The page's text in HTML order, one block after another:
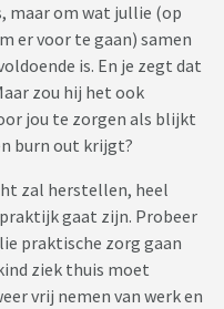
maar om wat jullie (op
er voor te gaan) samen
is. En je zegt dat
zou hij het ook
jou te zorgen als blijkt
burn out krijgt?
zal herstellen, heel
gaat zijn. Probeer
praktische zorg gaan
ziek thuis moet
vrij nemen van werk en